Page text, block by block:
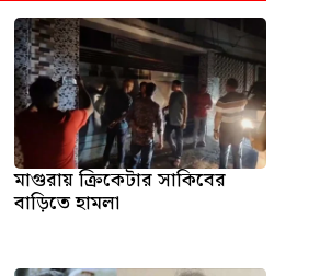
মাগুরায় ক্রিকেটার সাকিবের
বাড়িতে হামলা